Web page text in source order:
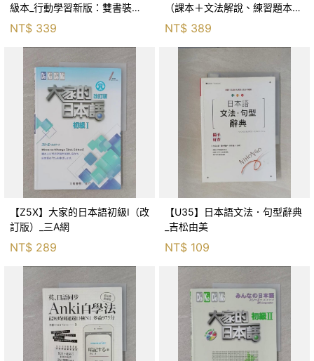
級本_行動學習新版：雙書裝
（課本＋文法解說、練習題本）
＋２APP（書籍內容＋隨選即
聽、教學影片）iOS
NT$ 339
（課本＋文法解說、練習題本）
＋２APP（書籍內容＋、教學影
片）iOS / Android適用_出口仁
NT$ 389
【Z5X】大家的日本語初級Ⅰ（改
訂版）_三A網
NT$ 289
【U35】日本語文法．句型辭典
_吉松由美
NT$ 109